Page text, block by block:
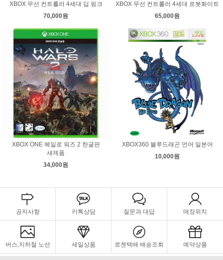
XBOX 무선 컨트롤러 4세대 딥 핑크
70,000원
XBOX 무선 컨트롤러 4세대 로봇화이트
65,000원
XBOX ONE 헤일로 워즈 2 한글판
새제품
34,000원
XBOX360 블루드래곤 언어 일본어
10,000원
공지사항 카톡상담 질문과 대답 매장위치
버스,지하철 노선 세일상품 로젠택배 배송조회 예약상품